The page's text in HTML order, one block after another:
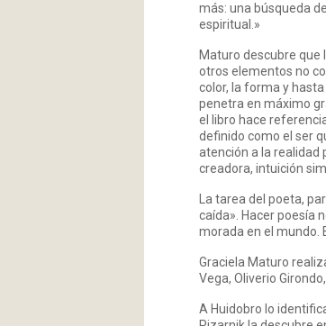
más: una búsqueda
espiritual.»
Maturo descubre que
otros elementos no
color, la forma y
penetra en máximo
el libro hace
definido como el ser
atención a la realidad
creadora, intuición
La tarea del poeta,
caída». Hacer poesía
morada en el mundo.
Graciela Maturo
Vega, Oliverio
A Huidobro lo